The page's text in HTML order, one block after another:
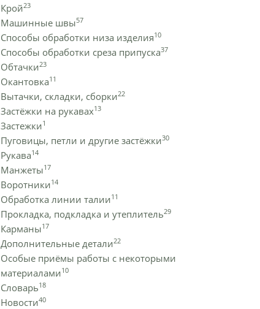
Крой23
Машинные швы57
Способы обработки низа изделия10
Способы обработки среза припуска37
Обтачки23
Окантовка11
Вытачки, складки, сборки22
Застёжки на рукавах13
Застежки1
Пуговицы, петли и другие застёжки30
Рукава14
Манжеты17
Воротники14
Обработка линии талии11
Прокладка, подкладка и утеплитель29
Карманы17
Дополнительные детали22
Особые приёмы работы с некоторыми
материалами10
Словарь18
Новости40